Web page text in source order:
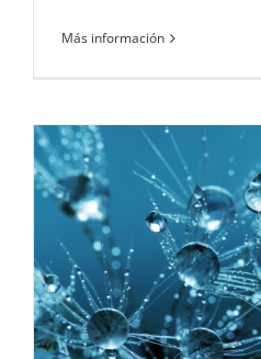
Más información